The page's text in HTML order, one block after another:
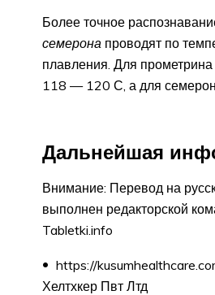
Более точное
семерона проводят по
плавления. Для прометрина
118 — 120 С, а для
Дальнейшая
Внимание: Перевод на
выполнен редакторской
Tabletki.info
https://
Хелтхкер Пвт Лтд